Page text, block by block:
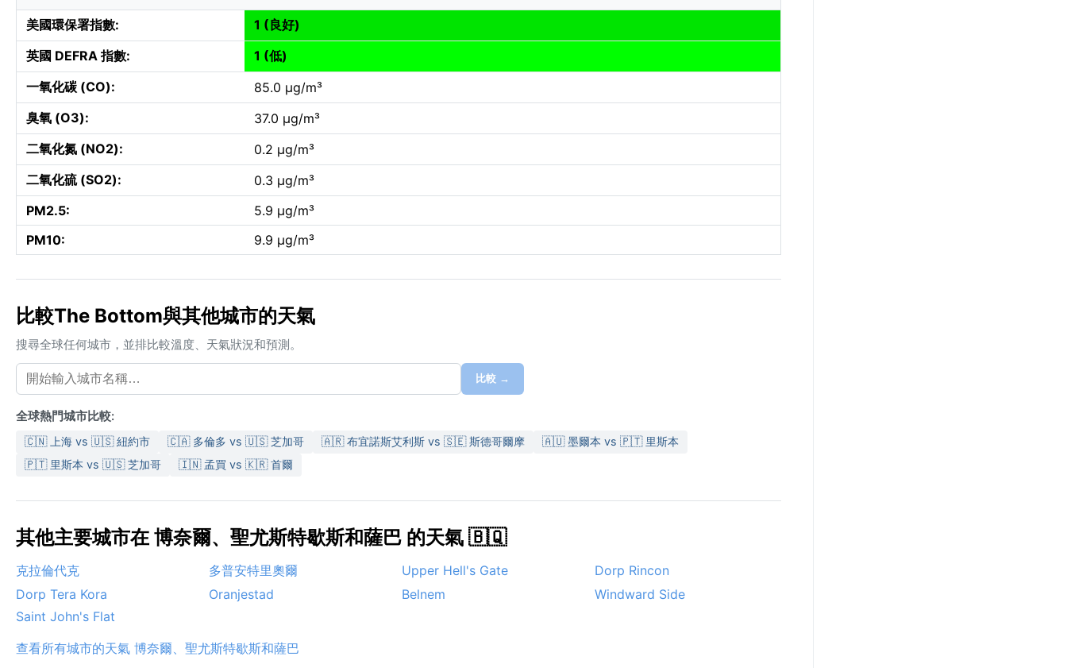
美國環保署指數:
1 (良好)
英國 DEFRA 指數:
1 (低)
一氧化碳 (CO):
85.0 µg/m³
臭氧 (O3):
37.0 µg/m³
二氧化氮 (NO2):
0.2 µg/m³
二氧化硫 (SO2):
0.3 µg/m³
PM2.5:
5.9 µg/m³
PM10:
9.9 µg/m³
比較The Bottom與其他城市的天氣
搜尋全球任何城市，並排比較溫度、天氣狀況和預測。
比較 →
全球熱門城市比較:
🇨🇳 上海 vs 🇺🇸 紐約市 🇨🇦 多倫多 vs 🇺🇸 芝加哥 🇦🇷 布宜諾斯艾利斯 vs 🇸🇪 斯德哥爾摩
🇦🇺 墨爾本 vs 🇵🇹 里斯本
🇵🇹 里斯本 vs 🇺🇸 芝加哥
🇮🇳 孟買 vs 🇰🇷 首爾
其他主要城市在 博奈爾、聖尤斯特歇斯和薩巴 的天氣 🇧🇶
克拉倫代克 多普安特里奧爾 Upper Hell's Gate
Dorp Rincon
Dorp Tera Kora
Oranjestad Belnem
Windward Side
Saint John's Flat
查看所有城市的天氣 博奈爾、聖尤斯特歇斯和薩巴